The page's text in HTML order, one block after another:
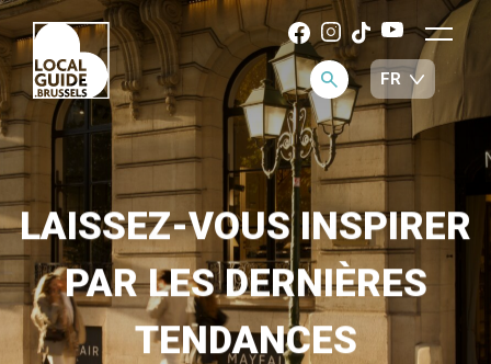
LAISSEZ-VOUS INSPIRER
PAR LES DERNIÈRES
TENDANCES